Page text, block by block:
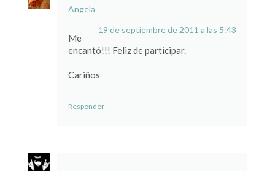
Angela
19 de septiembre de 2011 a las 5:43
Me
encantó!!! Feliz de participar.
Cariños
Responder